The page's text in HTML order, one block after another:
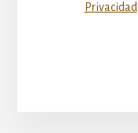
Privacidad